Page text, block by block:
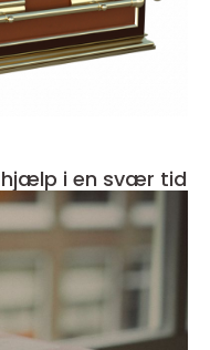
aabenraa tryg hjælp i en svær tid